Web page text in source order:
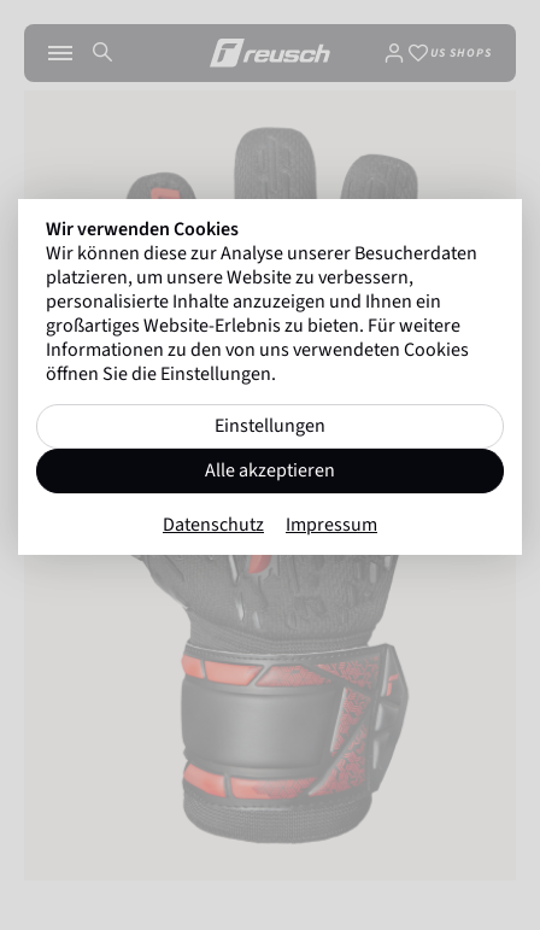
US SHOPS
Wir verwenden Cookies
Wir können diese zur Analyse unserer Besucherdaten
platzieren, um unsere Website zu verbessern,
personalisierte Inhalte anzuzeigen und Ihnen ein
großartiges Website-Erlebnis zu bieten. Für weitere
Informationen zu den von uns verwendeten Cookies
öffnen Sie die Einstellungen.
Einstellungen
Alle akzeptieren
Datenschutz Impressum